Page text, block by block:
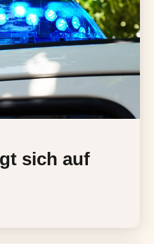
sich auf